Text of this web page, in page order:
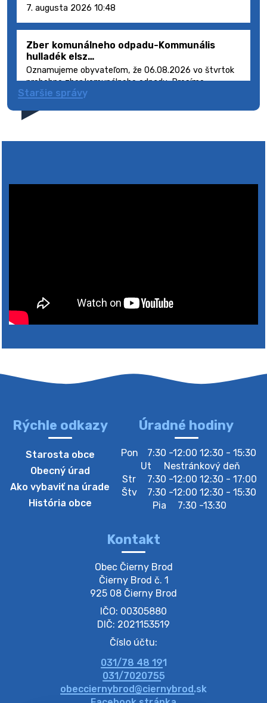
7. augusta 2026 10:48
Zber komunálneho odpadu-Kommunális
hulladék elsz…
Oznamujeme obyvateľom, že 06.08.2026 vo štvrtok
prebehne zber komunálneho odpadu. Prosíme
obyvateľov, aby smetné nádoby s odpadom vyložili
5. augusta 2026 08:41
4. augusta 2026 10:05
Zberný dvor-Gyűjtőudvar
Oznamujeme obyvateľom, že v stredu 05. augusta
bude zberný dvor zatvorený. Értesítjük a lakosokat,
hogy szerdán augusztus 05-én a gyűjtőudvar zárva
lesz https://ciernybrod.sk?p=214…
Zber separovaného odpadu plastu-
Szeparált műanya…
Oznamujeme obyvateľom, že v stredu 05. augusta
prebehne zber separovaného odpadu plastu. Prosíme
obyvateľov, aby vrecia s odpadom vyložili pred dom už
večer vopred, nakoľko firma F…
4. augusta 2026 09:51
Oznámenie o plánovanom prerušení dodávky
elektri…
Oznamujeme Vám, že v určitých dňoch bude v
Staršie správy
Rýchle odkazy
Starosta obce
Obecný úrad
Ako vybaviť na úrade
História obce
Úradné hodiny
Pon
7:30 -12:00 12:30 - 15:30
Ut
Nestránkový deň
Str
7:30 -12:00 12:30 - 17:00
Štv
7:30 -12:00 12:30 - 15:30
Pia
7:30 -13:30
Kontakt
Obec Čierny Brod
Čierny Brod č. 1
925 08 Čierny Brod
IČO: 00305880
DIČ: 2021153519
Číslo účtu:
031/78 48 191
031/7020755
obecciernybrod@ciernybrod.sk